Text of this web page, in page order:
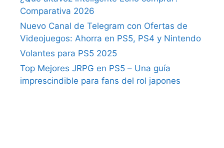
Comparativa 2026
Nuevo Canal de Telegram con Ofertas de
Videojuegos: Ahorra en PS5, PS4 y Nintendo
Volantes para PS5 2025
Top Mejores JRPG en PS5 – Una guía
imprescindible para fans del rol japones